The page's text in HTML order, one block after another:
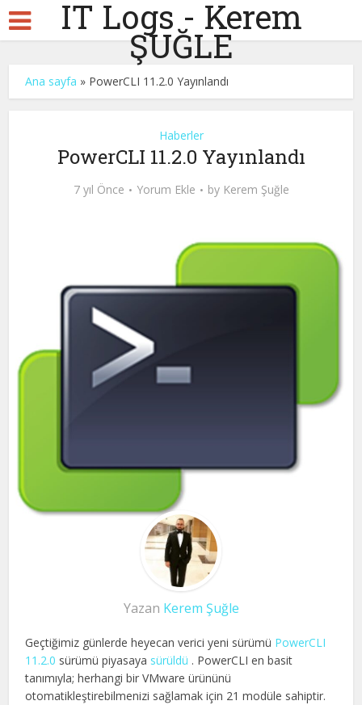
IT Logs - Kerem
ŞUĞLE
Ana sayfa » PowerCLI 11.2.0 Yayınlandı
Haberler
PowerCLI 11.2.0 Yayınlandı
7 yıl Önce Yorum Ekle by Kerem Şuğle
Yazan Kerem Şuğle
Geçtiğimiz günlerde heyecan verici yeni sürümü PowerCLI
11.2.0 sürümü piyasaya sürüldü . PowerCLI en basit
tanımıyla; herhangi bir VMware ürününü
otomatikleştirebilmenizi sağlamak için 21 modüle sahiptir.